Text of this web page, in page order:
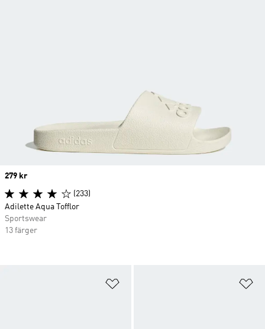
Price
279 kr
(233)
Adilette Aqua Tofflor
Sportswear
13 färger